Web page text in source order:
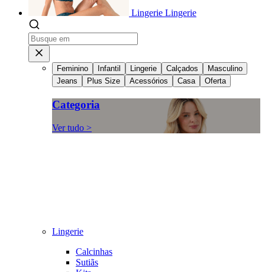
Lingerie Lingerie
Feminino Infantil Lingerie Calçados
Masculino
Jeans
Plus Size Acessórios Casa Oferta
Categoria
Ver tudo >
Lingerie
Calcinhas
Sutiãs